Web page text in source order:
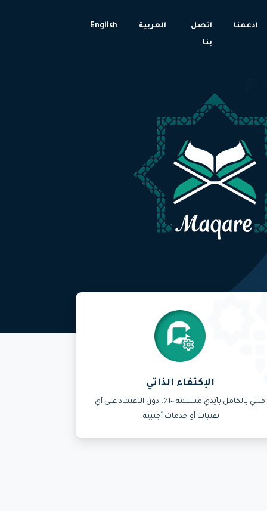
ادعمنا
اتصل
بنا
العربية English
الإكتفاء الذاتي
مبني بالكامل بأيدي مسلمة ١٠٠٪، دون الاعتماد على أي
تقنيات أو خدمات أجنبية.